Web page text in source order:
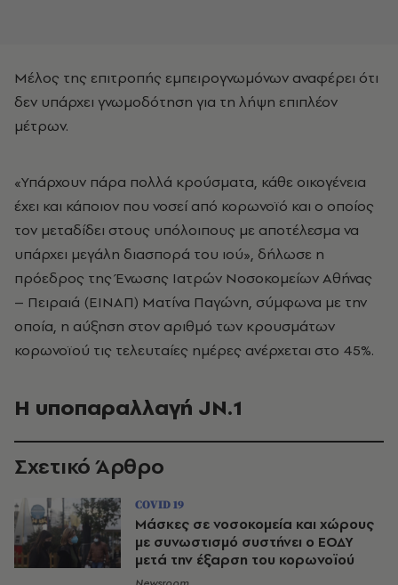
Μέλος της επιτροπής εμπειρογνωμόνων αναφέρει ότι
δεν υπάρχει γνωμοδότηση για τη λήψη επιπλέον
μέτρων.
«Υπάρχουν πάρα πολλά κρούσματα, κάθε οικογένεια
έχει και κάποιον που νοσεί από κορωνοϊό και ο οποίος
τον μεταδίδει στους υπόλοιπους με αποτέλεσμα να
υπάρχει μεγάλη διασπορά του ιού», δήλωσε η
πρόεδρος της Ένωσης Ιατρών Νοσοκομείων Αθήνας
– Πειραιά (ΕΙΝΑΠ) Ματίνα Παγώνη, σύμφωνα με την
οποία, η αύξηση στον αριθμό των κρουσμάτων
κορωνοϊού τις τελευταίες ημέρες ανέρχεται στο 45%.
Η υποπαραλλαγή JN.1
Σχετικό Άρθρο
COVID 19
Μάσκες σε νοσοκομεία και χώρους
με συνωστισμό συστήνει ο ΕΟΔΥ
μετά την έξαρση του κορωνοϊού